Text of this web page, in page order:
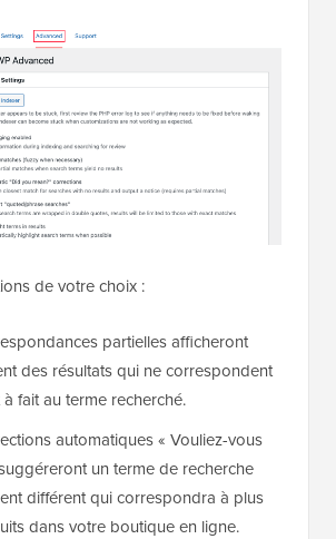
de votre choix :
partielles afficheront
des résultats qui ne correspondent
fait au terme recherché.
automatiques « Vouliez-vous
un terme de recherche
différent qui correspondra à plus
dans votre boutique en ligne.